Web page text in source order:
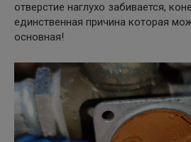
отверстие наглухо забивается,
единственная причина которая
основная!